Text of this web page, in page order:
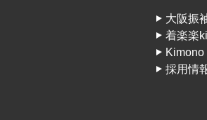
大阪振
着楽楽
Kimono
採用情